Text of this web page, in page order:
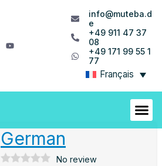
info@muteba.d
e
+49 911 47 37
08
+49 171 99 55 1
77
Français
German
No review